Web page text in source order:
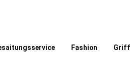
Fashion